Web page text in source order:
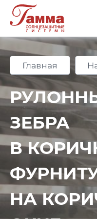
Главная
ЗЕБРА
В
НА